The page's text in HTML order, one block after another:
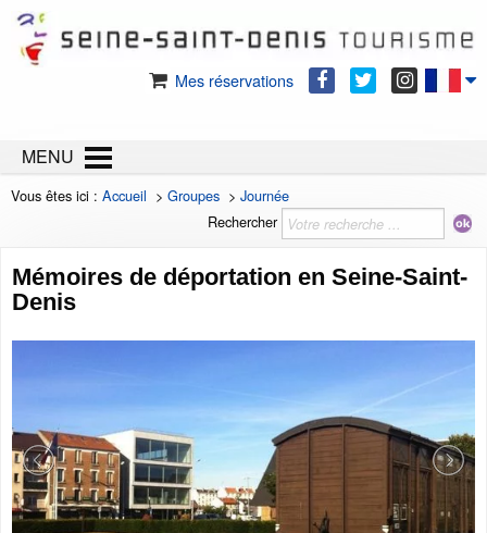
Mes réservations
MENU
Vous êtes ici : Accueil > Groupes > Journée
Rechercher
Mémoires de déportation en Seine-Saint-
Denis